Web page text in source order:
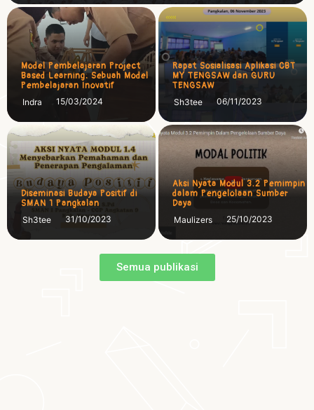
Model Pembelajaran Project
Based Learning: Sebuah Model
Pembelajaran Inovatif
Indra
15/03/2024
Rapat Sosialisasi Aplikasi CBT
MY TENGSAW dan GURU
TENGSAW
Sh3tee
06/11/2023
Diseminasi Budaya Positif di
SMAN 1 Pangkalan
Sh3tee
31/10/2023
Aksi Nyata Modul 3.2 Pemimpin
dalam Pengelolaan Sumber
Daya
Maulizers
25/10/2023
Semua publikasi